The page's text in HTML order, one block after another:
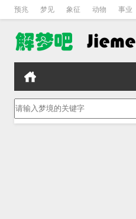
预兆 梦见 象征 动物 事业
请输入梦境的关键字